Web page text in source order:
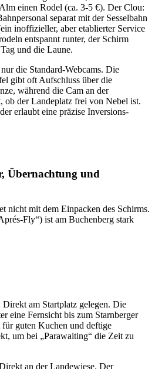
einen Rodel (ca. 3-5 €). Der Clou:
separat mit der Sesselbahn
inoffizieller, aber etablierter Service
entspannt runter, der Schirm
und die Laune.
die Standard-Webcams. Die
gibt oft Aufschluss über die
während die Cam an der
ob der Landeplatz frei von Nebel ist.
erlaubt eine präzise Inversions-
Übernachtung und
nicht mit dem Einpacken des Schirms.
Fly“) ist am Buchenberg stark
am Startplatz gelegen. Die
eine Fernsicht bis zum Starnberger
guten Kuchen und deftige
um bei „Parawaiting“ die Zeit zu
an der Landewiese. Der